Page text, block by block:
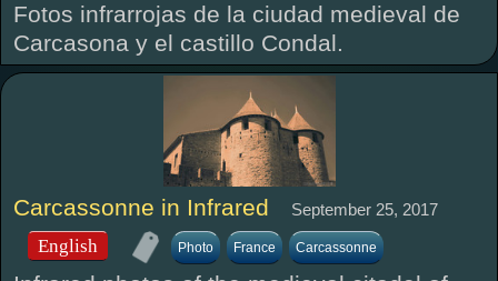
Fotos infrarrojas de la ciudad medieval de
Carcasona y el castillo Condal.
Carcassonne in Infrared September 25, 2017
English Photo France Carcassonne